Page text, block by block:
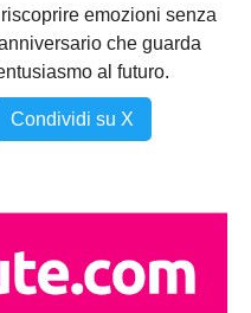
emozioni senza
che guarda
al futuro.
Condividi su X